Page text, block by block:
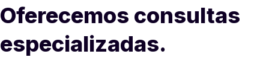
Oferecemos consultas
especializadas.